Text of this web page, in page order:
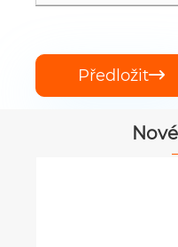
Předložit
Planetová
krmný mixér